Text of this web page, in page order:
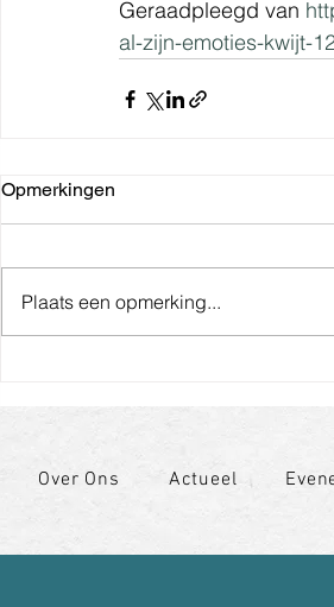
Geraadpleegd van
al-zijn-emoties-kwijt-
Opmerkingen
Plaats een opmerking...
Over Ons Actueel